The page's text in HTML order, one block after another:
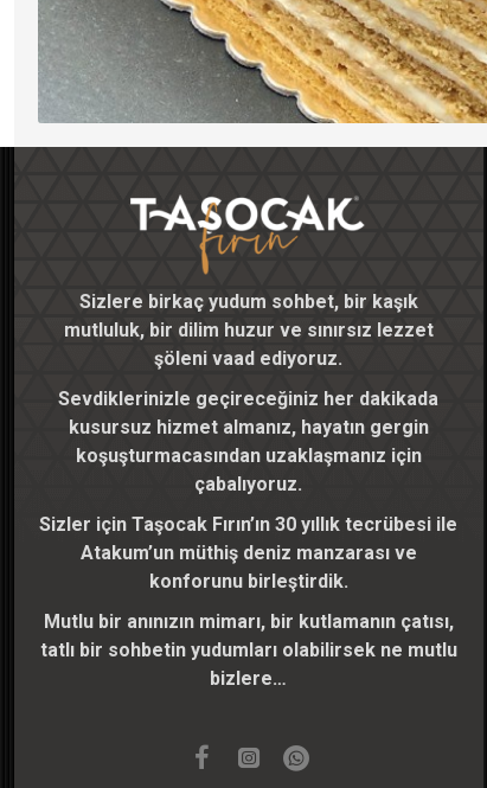
Sizlere birkaç yudum sohbet, bir kaşık
mutluluk, bir dilim huzur ve sınırsız lezzet
şöleni vaad ediyoruz.
Sevdiklerinizle geçireceğiniz her dakikada
kusursuz hizmet almanız, hayatın gergin
koşuşturmacasından uzaklaşmanız için
çabalıyoruz.
Sizler için Taşocak Fırın’ın 30 yıllık tecrübesi ile
Atakum’un müthiş deniz manzarası ve
konforunu birleştirdik.
Mutlu bir anınızın mimarı, bir kutlamanın çatısı,
tatlı bir sohbetin yudumları olabilirsek ne mutlu
bizlere…